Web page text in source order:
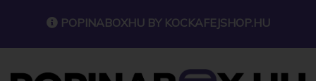
POPINABOXHU BY KOCKAFEJSHOP.HU